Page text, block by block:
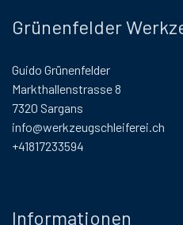
Grünenfelder
Guido Grünenfelder
Markthallenstrasse 8
7320 Sargans
info@werkzeugschleiferei.ch
+41817233594
Informationen